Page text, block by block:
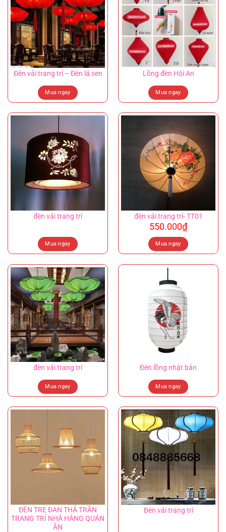
Đèn vải trang trí – Đèn lá sen
Mua ngay
Lồng đèn Hội An
Mua ngay
đèn vải trang trí
Mua ngay
đèn vải trang trí- TT01
550.000₫
Mua ngay
đèn vải trang trí
Mua ngay
Đèn lồng nhật bản
Mua ngay
ĐÈN TRE ĐAN THẢ TRẦN
TRANG TRÍ NHÀ HÀNG QUÁN
ĂN
Đèn vải trang trí